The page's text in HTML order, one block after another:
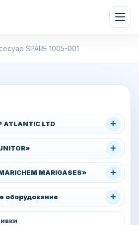
SPARE 1005-001
ATLANTIC LTD +
+
MARIGASES» +
оборудование +